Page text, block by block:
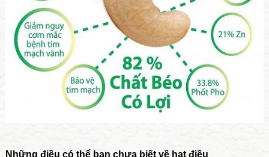
Những điều có thể bạn chưa biết về hạt điều